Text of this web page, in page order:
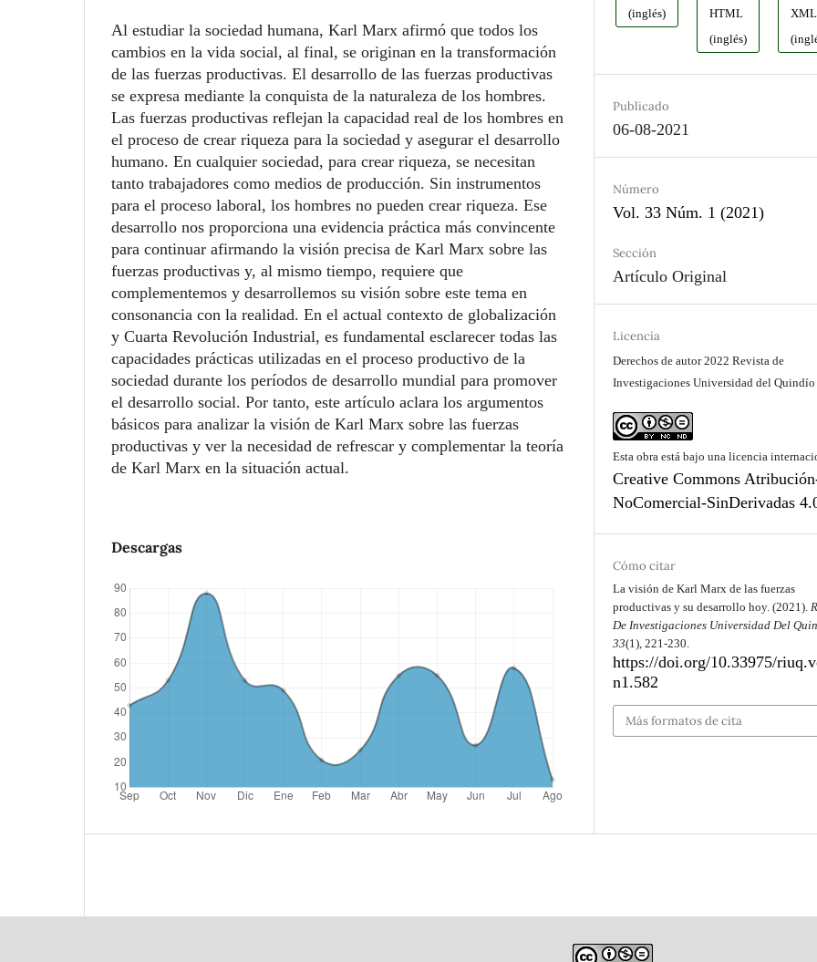
Al estudiar la sociedad humana, Karl Marx afirmó que todos los
cambios en la vida social, al final, se originan en la transformación
de las fuerzas productivas. El desarrollo de las fuerzas productivas
se expresa mediante la conquista de la naturaleza de los hombres.
Las fuerzas productivas reflejan la capacidad real de los hombres en
el proceso de crear riqueza para la sociedad y asegurar el desarrollo
humano. En cualquier sociedad, para crear riqueza, se necesitan
tanto trabajadores como medios de producción. Sin instrumentos
para el proceso laboral, los hombres no pueden crear riqueza. Ese
desarrollo nos proporciona una evidencia práctica más convincente
para continuar afirmando la visión precisa de Karl Marx sobre las
fuerzas productivas y, al mismo tiempo, requiere que
complementemos y desarrollemos su visión sobre este tema en
consonancia con la realidad. En el actual contexto de globalización
y Cuarta Revolución Industrial, es fundamental esclarecer todas las
capacidades prácticas utilizadas en el proceso productivo de la
sociedad durante los períodos de desarrollo mundial para promover
el desarrollo social. Por tanto, este artículo aclara los argumentos
básicos para analizar la visión de Karl Marx sobre las fuerzas
productivas y ver la necesidad de refrescar y complementar la teoría
de Karl Marx en la situación actual.
Descargas
(inglés)
HTML
(inglés)
XML
Publicado
06-08-2021
Número
Vol. 33 Núm. 1 (2021)
Sección
Artículo Original
Licencia
Derechos de autor 2022 Revista de
Investigaciones Universidad del Quindío
Esta obra está bajo una licencia
Creative Commons
NoComercial-SinDerivadas
Cómo citar
La visión de Karl Marx de las fuerzas
productivas y su desarrollo hoy. (2021).
De Investigaciones Universidad Del
33(1), 221-230.
https://doi.org/10.33975/
n1.582
Más formatos de cita